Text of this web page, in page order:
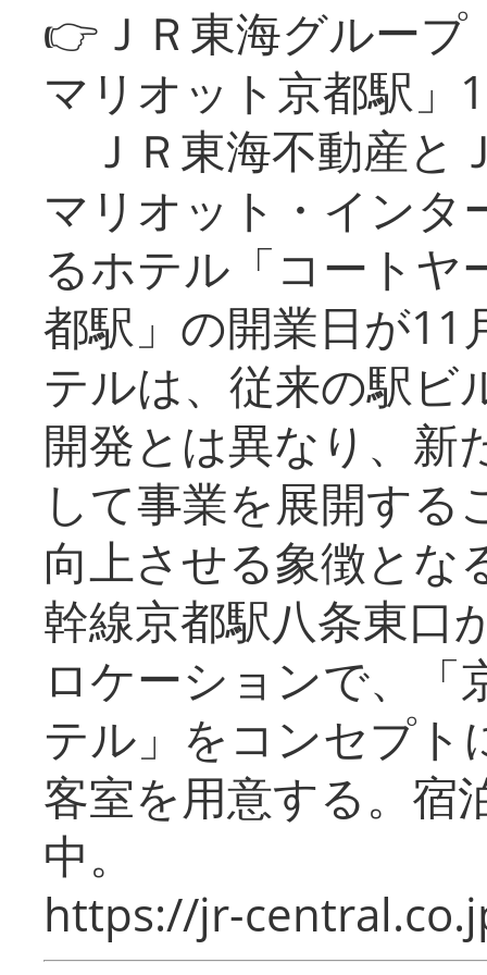
👉ＪＲ東海グルー
マリオット京都駅」
ＪＲ東海不動産と
マリオット・インタ
るホテル「コートヤ
都駅」の開業日が11
テルは、従来の駅ビ
開発とは異なり、新
して事業を展開する
向上させる象徴とな
幹線京都駅八条東口
ロケーションで、「
テル」をコンセプト
客室を用意する。宿
中。
https://jr-